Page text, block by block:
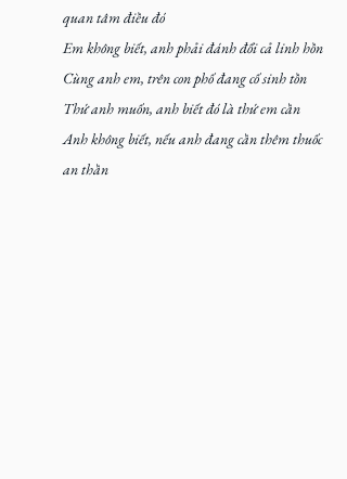
quan tâm điều đó
Em không biết, anh phải đánh đổi cả linh hồn
Cùng anh em, trên con phố đang cố sinh tồn
Thứ anh muốn, anh biết đó là thứ em cần
Anh không biết, nếu anh đang cần thêm thuốc
an thần